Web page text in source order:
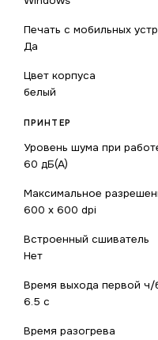
Печать с мобильных
Да
Цвет корпуса
белый
ПРИНТЕР
Уровень шума при
60 дБ(А)
Максимальное
600 x 600 dpi
Встроенный сшиватель
Нет
Время выхода первой ч/
6.5 с
Время разогрева